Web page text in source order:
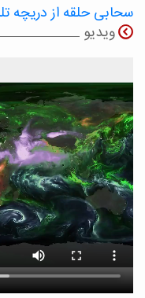
سحابی حلقه از دریچه
ویدیو